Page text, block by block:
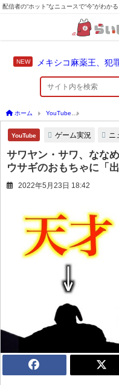
配信者の“ホット”なニュースで“今”がわかる
ホーム YouTube
YouTube ゲーム実況 ニ
サワヤン・サワ、なな
ウサギのおもちゃに「
2022年5月23日 18:42